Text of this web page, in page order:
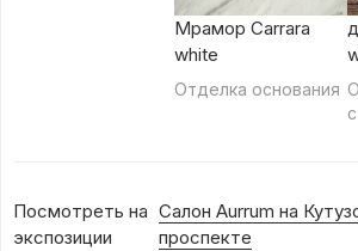
Мрамор Carrara
white
Отделка основания
Посмотреть на
экспозиции
Салон Aurrum на
проспекте